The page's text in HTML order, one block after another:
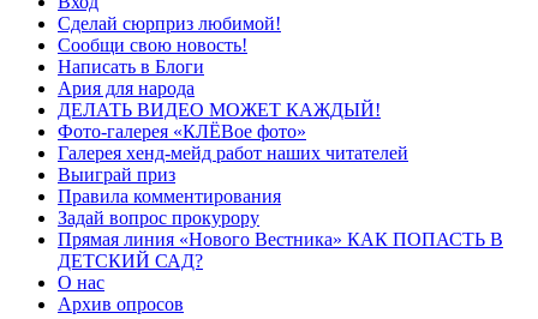
Сделай сюрприз любимой!
Сообщи свою новость!
Написать в Блоги
Ария для народа
ДЕЛАТЬ ВИДЕО МОЖЕТ КАЖДЫЙ!
Фото-галерея «КЛЁВое фото»
Галерея хенд-мейд работ наших читателей
Выиграй приз
Правила комментирования
Задай вопрос прокурору
Прямая линия «Нового Вестника» КАК ПОПАСТЬ В
ДЕТСКИЙ САД?
О нас
Архив опросов